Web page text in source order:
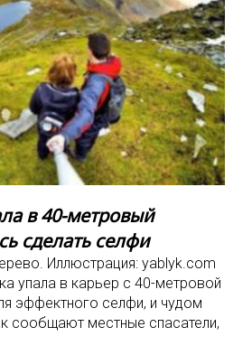
в 40-метровый
сделать селфи
Иллюстрация: yablyk.com
упала в карьер с 40-метровой
эффектного селфи, и чудом
сообщают местные спасатели,